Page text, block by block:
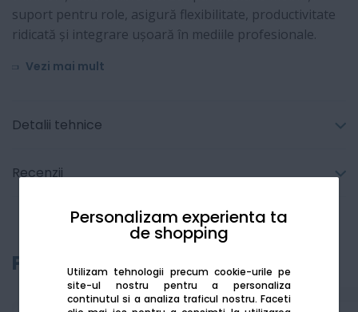
Personalizam experienta ta
de shopping
Utilizam tehnologii precum cookie-urile pe
site-ul nostru pentru a personaliza
continutul si a analiza traficul nostru. Faceti
suport pentru role, asigură flexibilitate, productivitate
ridicată și integrare ușoară în mediile profesionale.
Vezi mai mult
Detalii tehnice
Recenzii
Produse recomandate